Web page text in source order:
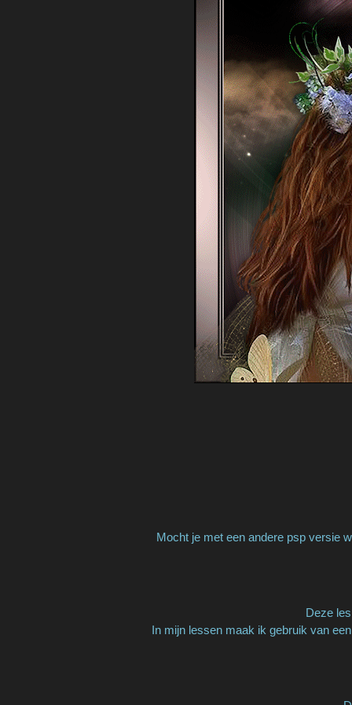
Mocht je met een andere psp versie
Deze
In mijn lessen maak ik gebruik van